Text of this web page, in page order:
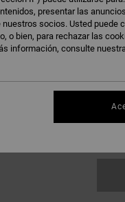
presentar las
socios. Usted puede
o bien, para rechazar las
información, consulte